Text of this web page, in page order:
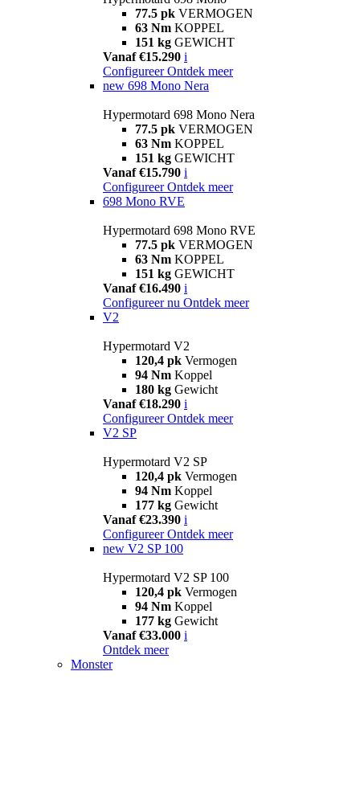
77.5 pk VERMOGEN
63 Nm KOPPEL
151 kg GEWICHT
Vanaf €15.290 i
Configureer Ontdek meer
new 698 Mono Nera
Hypermotard 698 Mono Nera
77.5 pk VERMOGEN
63 Nm KOPPEL
151 kg GEWICHT
Vanaf €15.790 i
Configureer Ontdek meer
698 Mono RVE
Hypermotard 698 Mono RVE
77.5 pk VERMOGEN
63 Nm KOPPEL
151 kg GEWICHT
Vanaf €16.490 i
Configureer nu Ontdek meer
V2
Hypermotard V2
120,4 pk Vermogen
94 Nm Koppel
180 kg Gewicht
Vanaf €18.290 i
Configureer Ontdek meer
V2 SP
Hypermotard V2 SP
120,4 pk Vermogen
94 Nm Koppel
177 kg Gewicht
Vanaf €23.390 i
Configureer Ontdek meer
new V2 SP 100
Hypermotard V2 SP 100
120,4 pk Vermogen
94 Nm Koppel
177 kg Gewicht
Vanaf €33.000 i
Ontdek meer
Monster